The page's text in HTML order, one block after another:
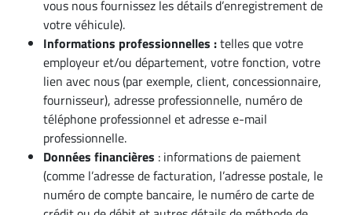
vous nous fournissez les détails d’enregistrement de
votre véhicule).
Informations professionnelles :telles que votre
employeur et/ou département, votre fonction, votre
lien avec nous (par exemple, client, concessionnaire,
fournisseur), adresse professionnelle, numéro de
téléphone professionnel et adresse e-mail
professionnelle.
Données financières : informations de paiement
(comme l’adresse de facturation, l’adresse postale, le
numéro de compte bancaire, le numéro de carte de